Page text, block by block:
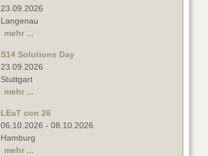
23.09.2026
Langenau
mehr ...
S14 Solutions Day
23.09.2026
Stuttgart
mehr ...
LEaT con 26
06.10.2026 - 08.10.2026
Hamburg
mehr ...